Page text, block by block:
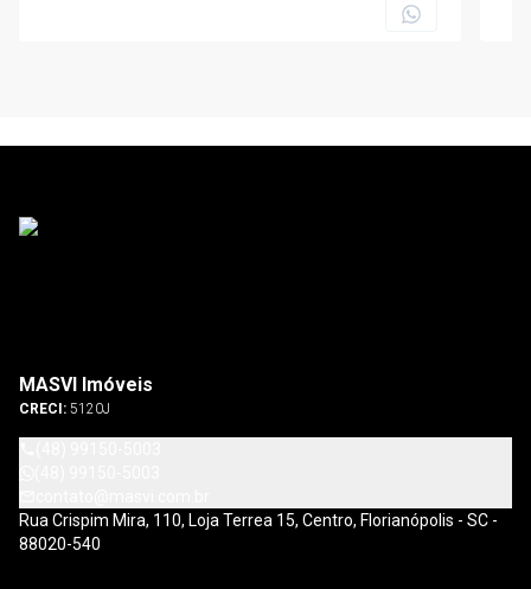
MASVI Imóveis
CRECI: 5120J
Rua Crispim Mira, 110, Loja Terrea 15, Centro, Florianópolis - SC -
88020-540